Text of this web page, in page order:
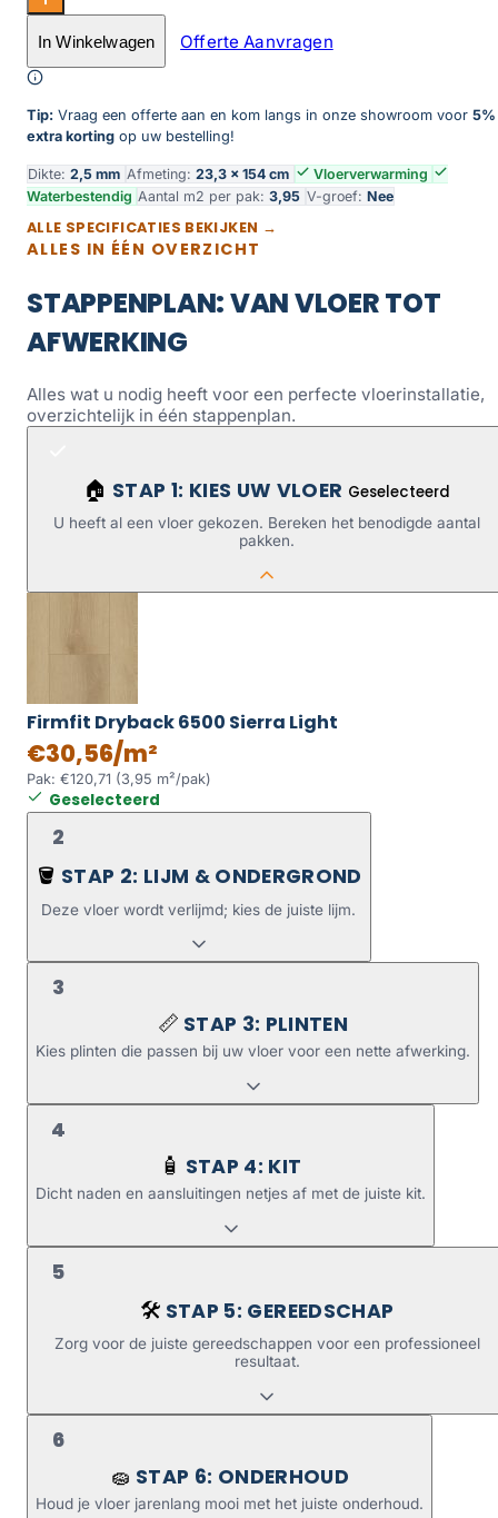
Firmfit Dryback 6500 Sierra Light aantal
Toevoegen aan winkelwagen
In Winkelwagen Offerte Aanvragen
Tip: Vraag een offerte aan en kom langs in onze showroom voor 5%
extra korting op uw bestelling!
Dikte: 2,5 mm Afmeting: 23,3 × 154 cm
Vloerverwarming
Waterbestendig Aantal m2 per pak: 3,95 V-groef: Nee
ALLE SPECIFICATIES BEKIJKEN →
ALLES IN ÉÉN OVERZICHT
STAPPENPLAN: VAN VLOER TOT
AFWERKING
Alles wat u nodig heeft voor een perfecte vloerinstallatie,
overzichtelijk in één stappenplan.
🏠 STAP 1: KIES UW VLOER Geselecteerd
U heeft al een vloer gekozen. Bereken het benodigde aantal
pakken.
Firmfit Dryback 6500 Sierra Light
€30,56/m²
Pak: €120,71 (3,95 m²/pak)
Geselecteerd
2
🪣 STAP 2: LIJM & ONDERGROND
Deze vloer wordt verlijmd; kies de juiste lijm.
3
📏 STAP 3: PLINTEN
Kies plinten die passen bij uw vloer voor een nette afwerking.
4
🧴 STAP 4: KIT
Dicht naden en aansluitingen netjes af met de juiste kit.
5
🛠️ STAP 5: GEREEDSCHAP
Zorg voor de juiste gereedschappen voor een professioneel
resultaat.
6
🧽 STAP 6: ONDERHOUD
Houd je vloer jarenlang mooi met het juiste onderhoud.